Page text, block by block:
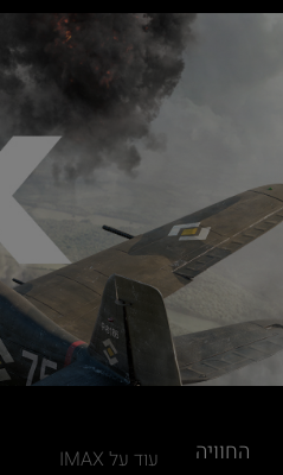
החוויה עוד על IMAX